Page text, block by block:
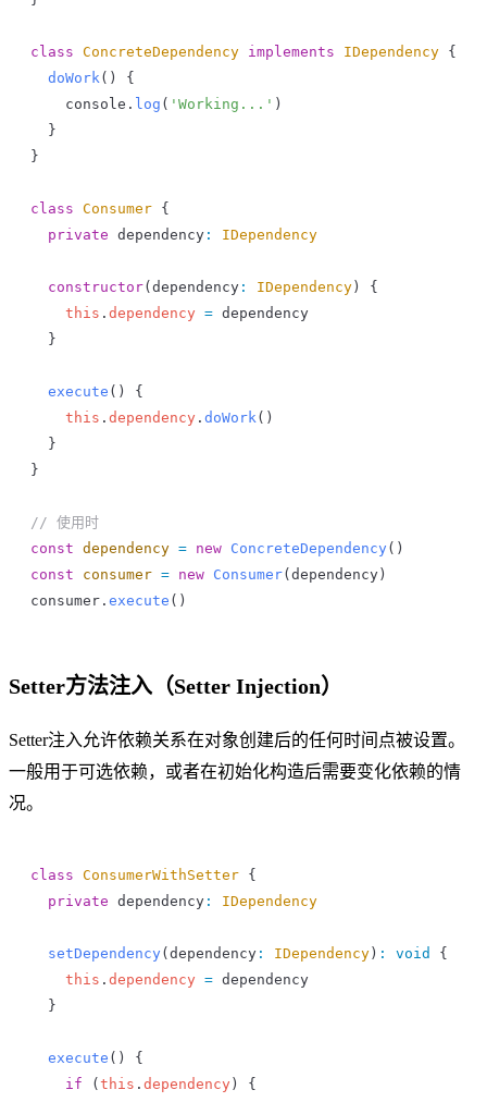
class ConcreteDependency implements IDependency {
  doWork
() {
    console
. log ( 'Working...' )
  }
}
class Consumer {
  private
dependency : IDependency
  constructor
( dependency : IDependency ) {
    this
. dependency = dependency
  }
  execute
() {
    this
. dependency . doWork ()
  }
}
// 使用时
const dependency = new ConcreteDependency()
const consumer = new Consumer( dependency )
consumer . execute ()
Setter方法注入（Setter Injection）
Setter注入允许依赖关系在对象创建后的任何时间点被设置。
一般用于可选依赖，或者在初始化构造后需要变化依赖的情
况。
class ConsumerWithSetter {
  private
dependency : IDependency
  setDependency
( dependency : IDependency ) : void
{
    this
. dependency = dependency
  }
  execute
() {
    if
( this . dependency ) {